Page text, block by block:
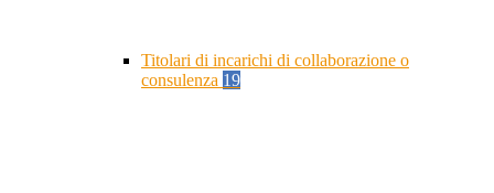
Titolari di incarichi di collaborazione o
consulenza 19